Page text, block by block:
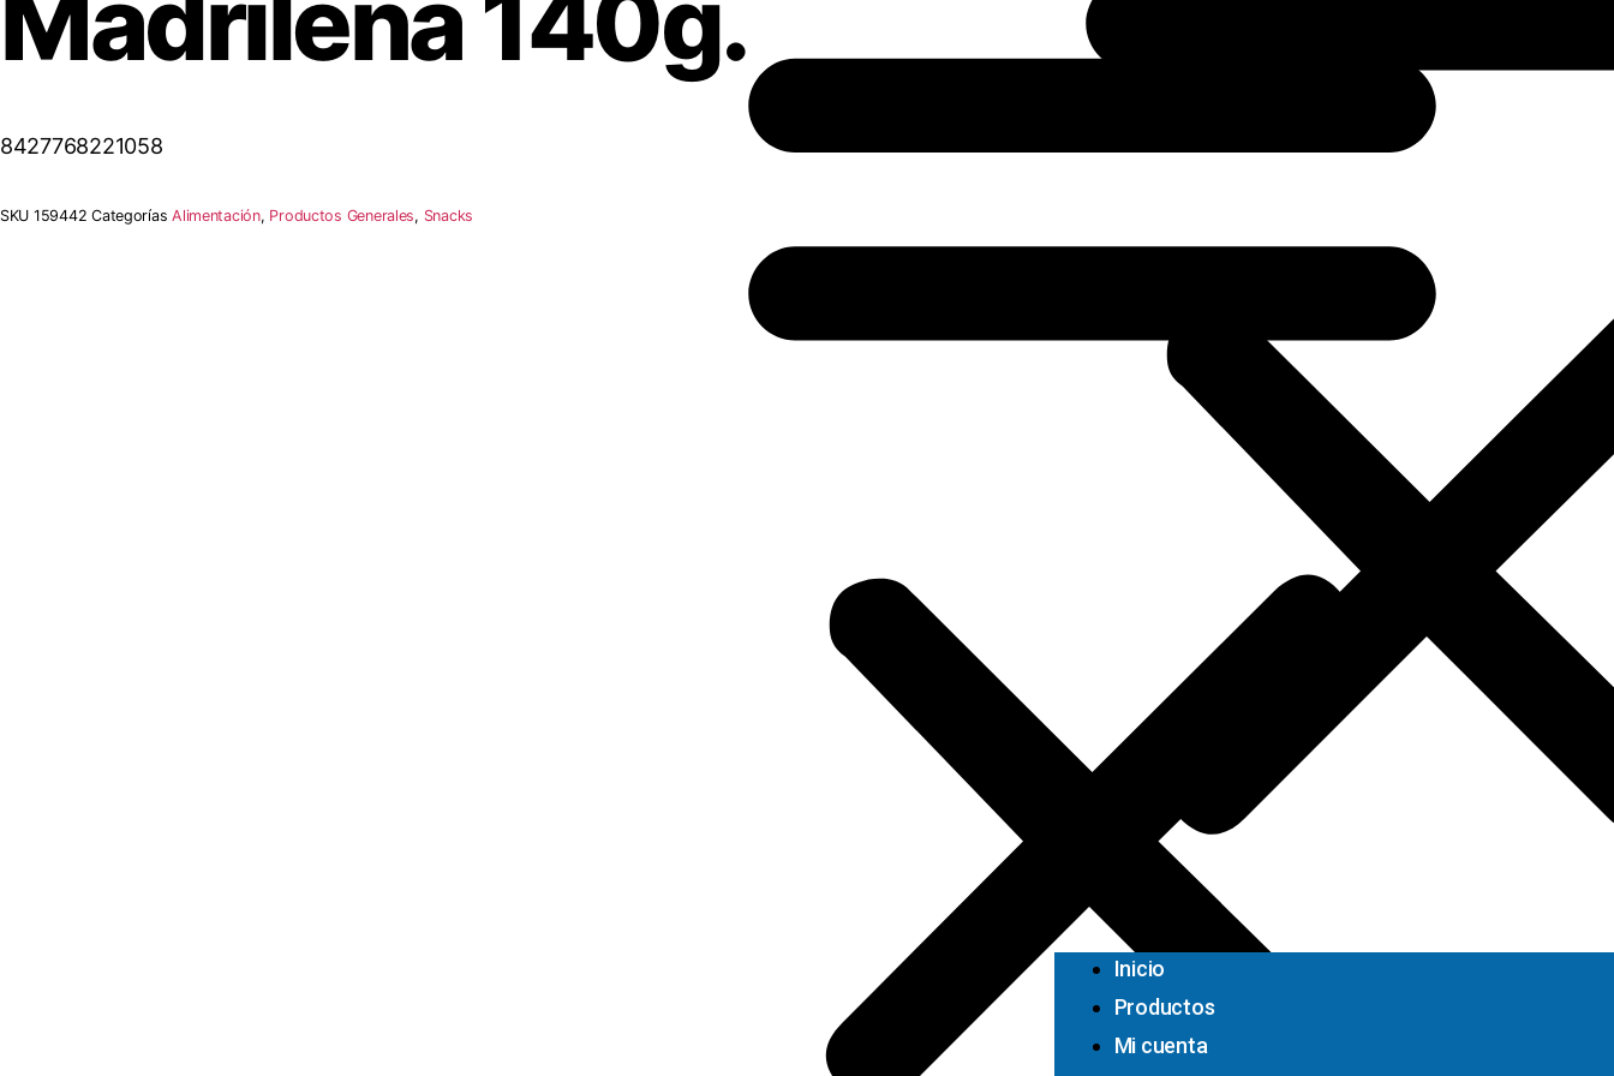
Inicio
Productos
Mi cuenta
8427768221058
SKU 159442Categorías Alimentación, Productos Generales, Snacks